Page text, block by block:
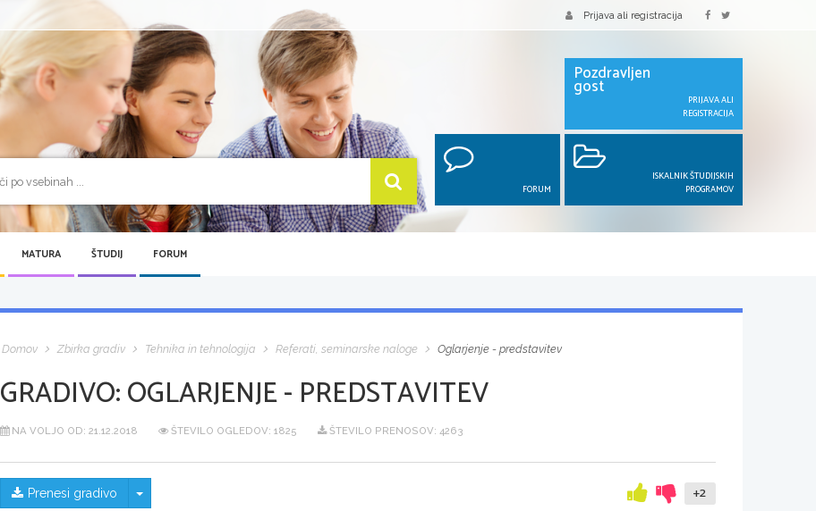
Prijava ali registracija
Pozdravljen
gost
PRIJAVA ALI
REGISTRACIJA
FORUM
ISKALNIK ŠTUDIJSKIH
PROGRAMOV
MATURA ŠTUDIJ FORUM
Domov Zbirka gradiv Tehnika in tehnologija Referati, seminarske naloge Oglarjenje - predstavitev
GRADIVO:OGLARJENJE - PREDSTAVITEV
NA VOLJO OD: 21.12.2018 ŠTEVILO OGLEDOV: 1825 ŠTEVILO PRENOSOV: 4263
Prenesi gradivo Skrij/prikaži meni +2